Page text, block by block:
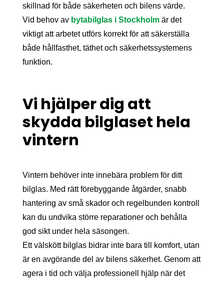
skillnad för både säkerheten och bilens värde.
Vid behov av bytabilglas i Stockholm är det
viktigt att arbetet utförs korrekt för att säkerställa
både hållfasthet, täthet och säkerhetssystemens
funktion.
Vi hjälper dig att
skydda bilglaset hela
vintern
Vintern behöver inte innebära problem för ditt
bilglas. Med rätt förebyggande åtgärder, snabb
hantering av små skador och regelbunden kontroll
kan du undvika större reparationer och behålla
god sikt under hela säsongen.
Ett välskött bilglas bidrar inte bara till komfort, utan
är en avgörande del av bilens säkerhet. Genom att
agera i tid och välja professionell hjälp när det